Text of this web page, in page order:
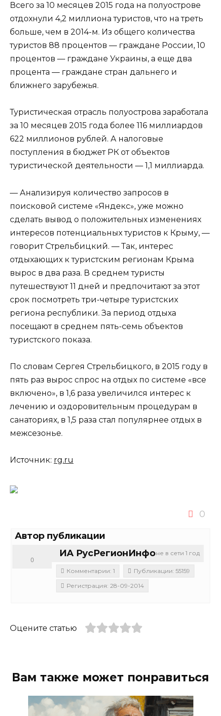
Всего за 10 месяцев 2015 года на полуострове
отдохнули 4,2 миллиона туристов, что на треть
больше, чем в 2014-м. Из общего количества
туристов 88 процентов — граждане России, 10
процентов — граждане Украины, а еще два
процента — граждане стран дальнего и
ближнего зарубежья.
Туристическая отрасль полуострова заработала
за 10 месяцев 2015 года более 116 миллиардов
622 миллионов рублей. А налоговые
поступления в бюджет РК от объектов
туристической деятельности — 1,1 миллиарда.
— Анализируя количество запросов в
поисковой системе «Яндекс», уже можно
сделать вывод о положительных изменениях
интересов потенциальных туристов к Крыму, —
говорит Стрельбицкий. — Так, интерес
отдыхающих к туристским регионам Крыма
вырос в два раза. В среднем туристы
путешествуют 11 дней и предпочитают за этот
срок посмотреть три-четыре туристских
региона республики. За период отдыха
посещают в среднем пять-семь объектов
туристского показа.
По словам Сергея Стрельбицкого, в 2015 году в
пять раз вырос cпрос на отдых по системе «все
включено», в 1,6 раза увеличился интерес к
лечению и оздоровительным процедурам в
санаториях, в 1,5 раза стал популярнее отдых в
межсезонье.
Источник: rg.ru
0
Автор публикации
не в сети 1 год
ИА РусРегионИнфо
0
Комментарии: 1
Публикации: 55159
Регистрация: 28-09-2014
Оцените статью
Вам также может понравиться